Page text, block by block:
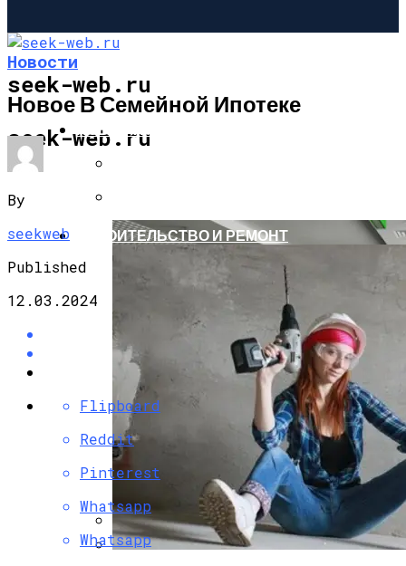
seek-web.ru
seek-web.ru
НОВОСТИ
Вакантность Коммерческих
СТРОИТЕЛЬСТВО И РЕМОНТ
Новости
Новое В Семейной Ипотеке
By
seekweb
Published
12.03.2024
Flipboard
Reddit
Pinterest
Whatsapp
Whatsapp